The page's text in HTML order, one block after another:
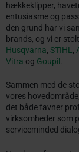
hækkeklipper,
entusiasme og
den grund har vi
brands, og vi er
Husqvarna, STIHL ,
Vitra og Goupil
Sammen med de
vores
det både favner
virksomheder som
serviceminded